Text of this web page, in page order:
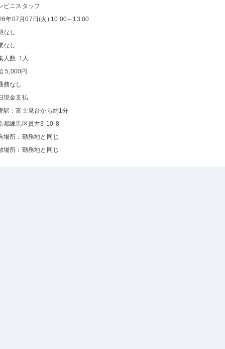
ビニスタッフ
年07月07日(火) 10:00～13:00
なし
なし
人数 1人
5,000円
費なし
現金支払
駅：富士見台から約1分
都練馬区貫井3-10-8
場所：勤務地と同じ
場所：勤務地と同じ